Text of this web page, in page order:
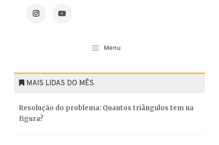
MAIS LIDAS DO MÊS
Resolução do problema: Quantos triângulos tem na
figura?